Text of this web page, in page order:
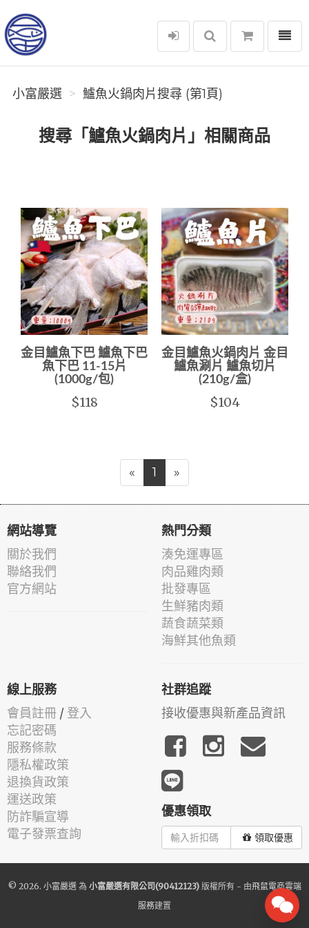
小富嚴選
選單
小富嚴選 鱸魚火鍋肉片搜尋 (第1頁)
搜尋「鱸魚火鍋肉片」相關商品
金目鱸魚下巴 鱸魚下巴
魚下巴 11-15片
(1000g/包)
$118
金目鱸魚火鍋肉片 金目
鱸魚涮片 鱸魚切片
(210g/盒)
$104
« 1 »
網站導覽
關於我們
聯絡我們
官方網站
熱門分類
湊免運專區
肉品雞肉類
批發專區
生鮮豬肉類
蔬食蔬菜類
海鮮其他魚類
線上服務
會員註冊 / 登入
忘記密碼
服務條款
隱私權政策
退換貨政策
運送政策
防詐騙宣導
電子發票查詢
社群追蹤
接收優惠與新產品資訊
優惠領取
領取優惠
© 2026. 小富嚴選為 小富嚴選有限公司(90412123)版權所有 - 由飛鼠電商雲端
服務建置